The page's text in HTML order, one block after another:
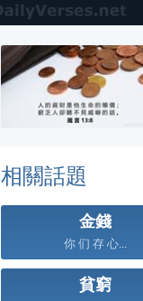
相關話題
金錢
你 们 存 心...
貧窮